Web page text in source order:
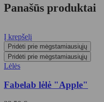
Panašūs produktai
Į krepšelį
Pridėti prie mėgstamiausiųjų
Pridėti prie mėgstamiausiųjų
Lėlės
Fabelab lėlė "Apple"